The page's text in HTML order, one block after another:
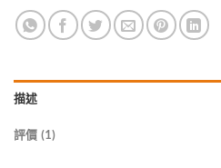
描述
評價 (1)